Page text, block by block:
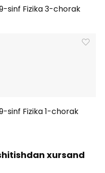
sinf Fizika 3-chorak
sinf Fizika 1-chorak
xursand